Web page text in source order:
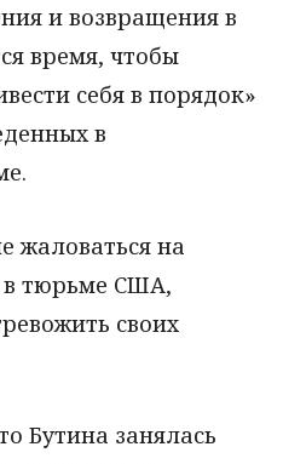
и возвращения в
время, чтобы
себя в порядок»
в
жаловаться на
в тюрьме США,
своих
Бутина занялась